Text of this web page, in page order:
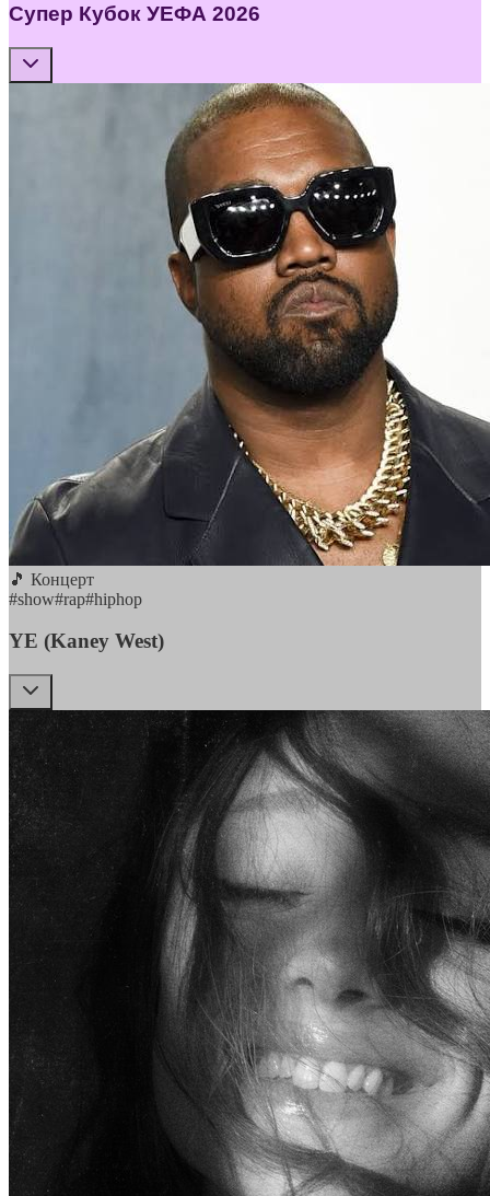
Супер Кубок УЕФА 2026
🎵 Концерт
#show#rap#hiphop
YE (Kaney West)